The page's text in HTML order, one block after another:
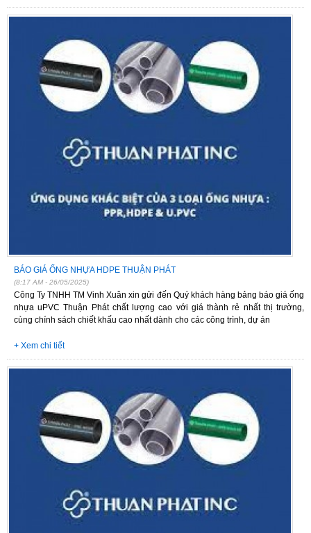
BÁO GIÁ ỐNG NHỰA HDPE THUẬN PHÁT
(8:17 AM - 26/05/2025)
Công Ty TNHH TM Vinh Xuân xin gửi đến Quý khách hàng bảng báo giá ống
nhựa uPVC Thuận Phát chất lượng cao với giá thành rẻ nhất thị trường,
cùng chính sách chiết khấu cao nhất dành cho các công trình, dự án
+ Xem chi tiết